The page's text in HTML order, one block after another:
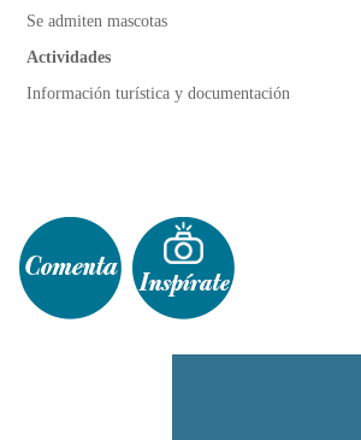
Se admiten mascotas
Actividades
Información turística y documentación